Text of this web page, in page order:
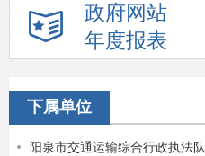
政府网站
年度报表
下属单位
阳泉市交通运输综合行政执法队